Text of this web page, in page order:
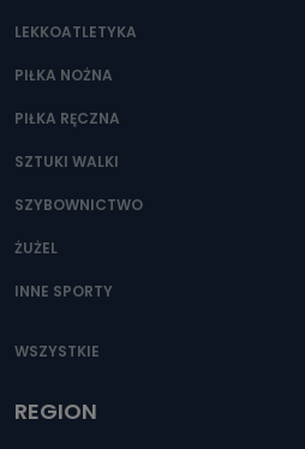
LEKKOATLETYKA
PIŁKA NOŻNA
PIŁKA RĘCZNA
SZTUKI WALKI
SZYBOWNICTWO
ŻUŻEL
INNE SPORTY
WSZYSTKIE
REGION